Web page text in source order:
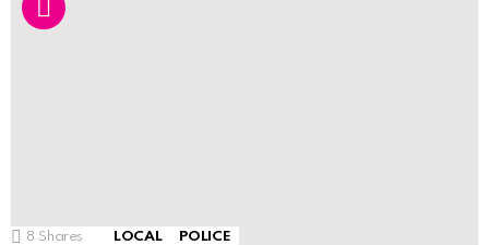
8 Shares LOCAL POLICE